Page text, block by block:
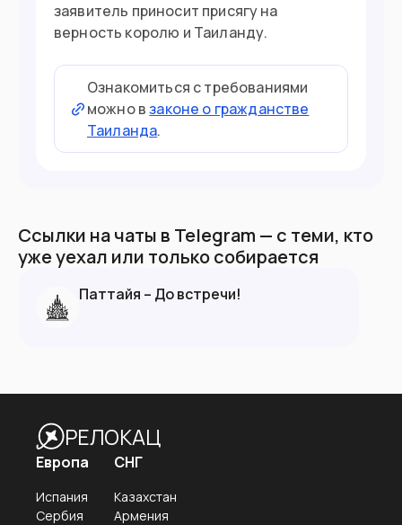
заявитель приносит присягу на
верность королю и Таиланду.
Ознакомиться с требованиями
можно взаконе о гражданстве
Таиланда.
Ссылки на чаты в Telegram — с теми, кто
уже уехал или только собирается
Паттайя – До встречи!
РЕЛОКАЦ
Европа
Испания
Сербия
СНГ
Казахстан
Армения